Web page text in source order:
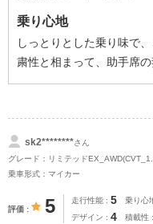
乗り心地
しっとりとした乗り味で
粛性と相まって、助手席
sk2********さん
グレード：リミテッド
乗車形式：マイカー
評価 5 走行性能 5 乗り心
デザイン 4 積載性